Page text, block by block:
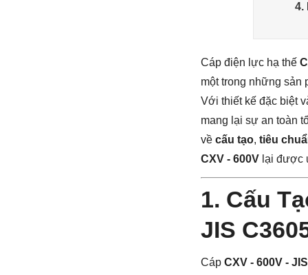
4.
Cáp điện lực hạ thế
một trong những sản
Với thiết kế đặc biệt
mang lại sự an toàn
về cấu tạo, tiêu
CXV - 600V lại được
1. Cấu
JIS
Cáp CXV - 600V -